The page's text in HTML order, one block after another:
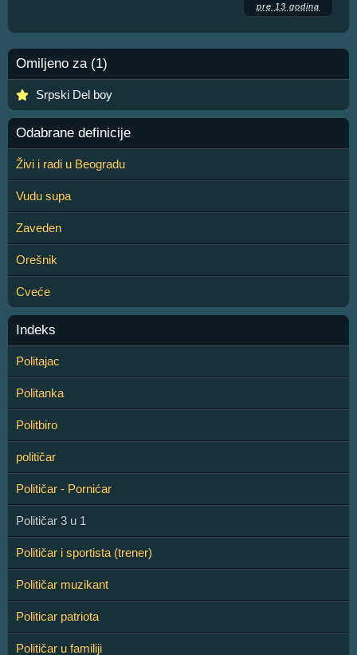
pre 13 godina
Omiljeno za (1)
Srpski Del boy
Odabrane definicije
Živi i radi u Beogradu
Vudu supa
Zaveden
Orešnik
Cveće
Indeks
Politajac
Politanka
Politbiro
političar
Političar - Pornićar
Političar 3 u 1
Političar i sportista (trener)
Političar muzikant
Politicar patriota
Političar u familiji